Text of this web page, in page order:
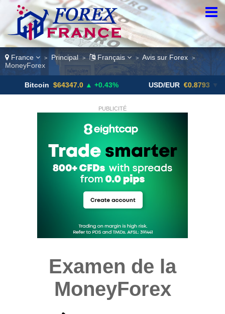
France > Principal > Français > Avis sur Forex >
MoneyForex
$64347.0 ▲ +0.43% USD/EUR €0.8793 ▼
PUBLICITÉ
Examen de la
MoneyForex